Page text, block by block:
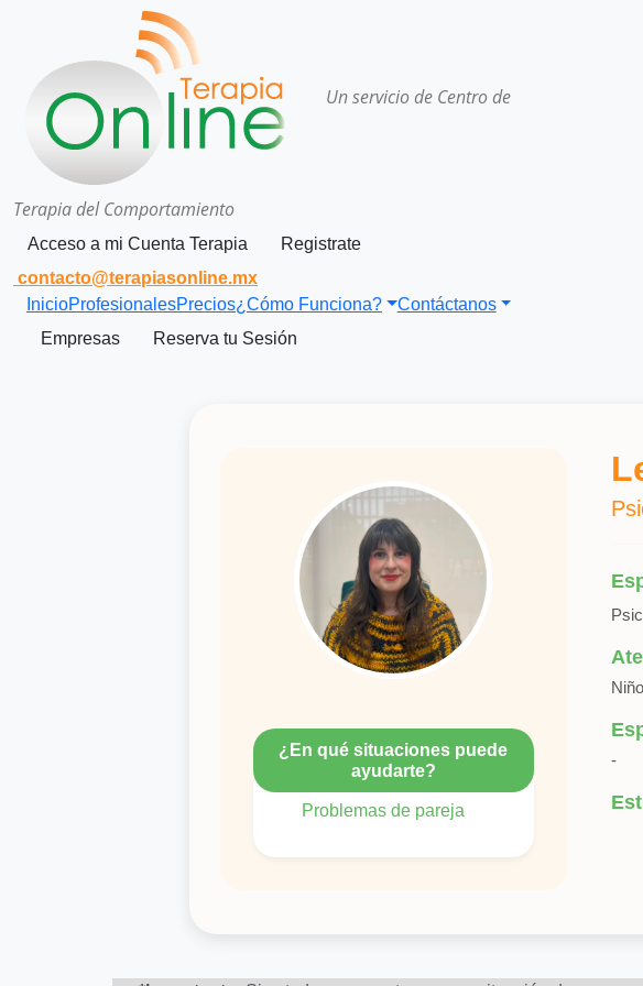
Un servicio de Centro de
Terapia del Comportamiento
Acceso a mi Cuenta Terapia
Registrate
contacto@terapiasonline.mx
InicioProfesionalesPrecios¿Cómo Funciona?
Contáctanos
Empresas
Reserva tu Sesión
-
¿En qué situaciones puede
ayudarte?
Problemas de pareja